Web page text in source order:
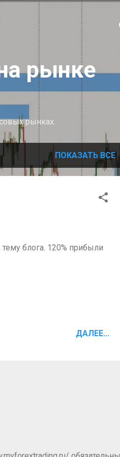
рынке
рынках.
ПОКАЗАТЬ ВСЕ
блога. 120% прибыли
ДАЛЕЕ...